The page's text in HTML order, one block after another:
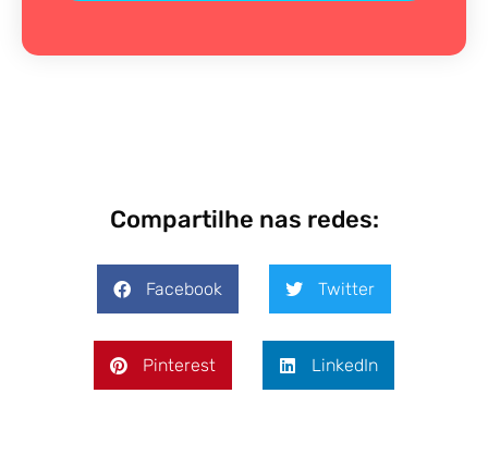
Compartilhe nas redes:
Facebook Twitter
Pinterest LinkedIn